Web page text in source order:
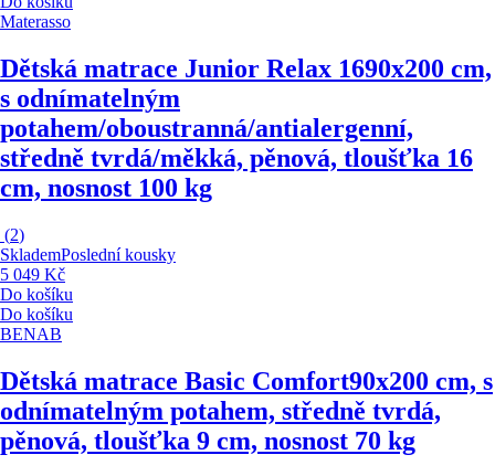
Materasso
Dětská matrace Junior Relax 1690x200 cm,
s odnímatelným
potahem/oboustranná/antialergenní,
středně tvrdá/měkká, pěnová, tloušťka 16
cm, nosnost 100 kg
(2)
SklademPoslední kousky
5 049 Kč
Do košíku
Do košíku
BENAB
Dětská matrace Basic Comfort90x200 cm, s
odnímatelným potahem, středně tvrdá,
pěnová, tloušťka 9 cm, nosnost 70 kg